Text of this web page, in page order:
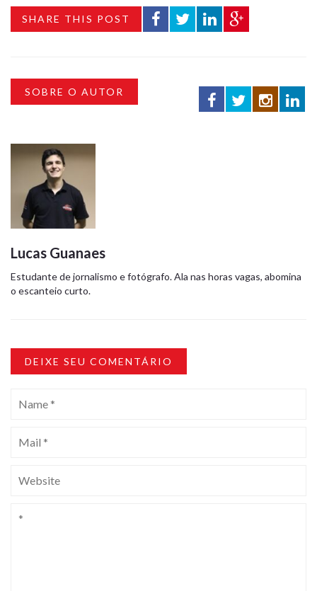
SHARE THIS POST
SOBRE O AUTOR
Lucas Guanaes
Estudante de jornalismo e fotógrafo. Ala nas horas vagas, abomina
o escanteio curto.
DEIXE SEU COMENTÁRIO